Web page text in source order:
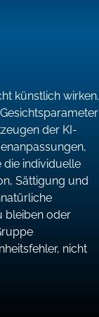
künstlich wirken.
der KI-
die individuelle
Sättigung und
bleiben oder
nicht